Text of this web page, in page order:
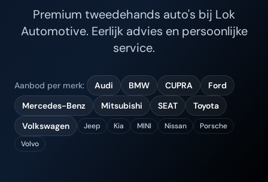
Premium tweedehands auto's bij Lok
Automotive. Eerlijk advies en persoonlijke
service.
Aanbod per merk: Audi BMW CUPRA
Ford
Mercedes-Benz
Mitsubishi SEAT
Toyota
Volkswagen
Jeep Kia MINI Nissan
Porsche
Volvo